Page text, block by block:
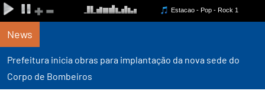
News
Prefeitura inicia obras para implantação da nova sede do
Corpo de Bombeiros